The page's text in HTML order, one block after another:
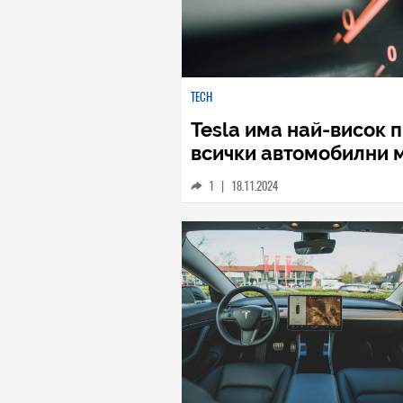
TECH
Tesla има най-висок
всички
1 | 18.11.2024